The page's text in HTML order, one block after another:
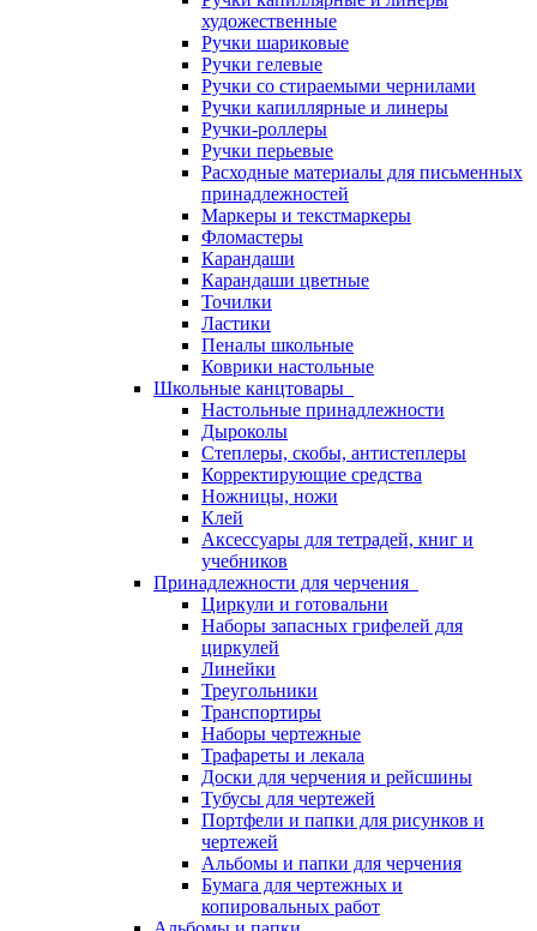
художественные
Ручки шариковые
Ручки гелевые
Ручки со стираемыми чернилами
Ручки капиллярные и линеры
Ручки-роллеры
Ручки перьевые
Расходные материалы для письменных
принадлежностей
Маркеры и текстмаркеры
Фломастеры
Карандаши
Карандаши цветные
Точилки
Ластики
Пеналы школьные
Коврики настольные
Школьные канцтовары
Настольные принадлежности
Дыроколы
Степлеры, скобы, антистеплеры
Корректирующие средства
Ножницы, ножи
Клей
Аксессуары для тетрадей, книг и
учебников
Принадлежности для черчения
Циркули и готовальни
Наборы запасных грифелей для
циркулей
Линейки
Треугольники
Транспортиры
Наборы чертежные
Трафареты и лекала
Доски для черчения и рейсшины
Тубусы для чертежей
Портфели и папки для рисунков и
чертежей
Альбомы и папки для черчения
Бумага для чертежных и
копировальных работ